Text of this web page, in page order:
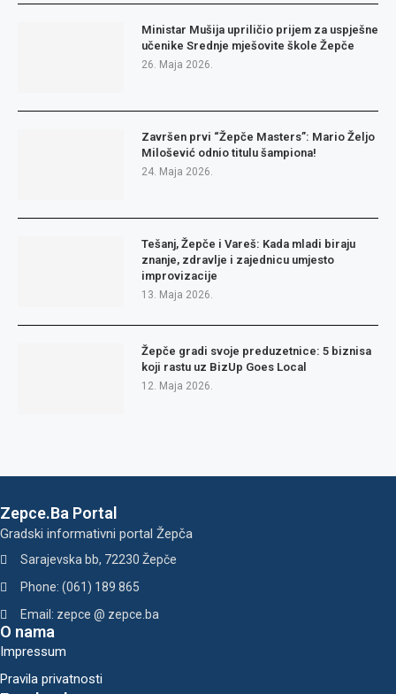
Ministar Mušija upriličio prijem za uspješne
učenike Srednje mješovite škole Žepče
26. Maja 2026.
Završen prvi “Žepče Masters”: Mario Željo
Milošević odnio titulu šampiona!
24. Maja 2026.
Tešanj, Žepče i Vareš: Kada mladi biraju
znanje, zdravlje i zajednicu umjesto
improvizacije
13. Maja 2026.
Žepče gradi svoje preduzetnice: 5 biznisa
koji rastu uz BizUp Goes Local
12. Maja 2026.
Zepce.Ba Portal
Gradski informativni portal Žepča
Sarajevska bb, 72230 Žepče
Phone: (061) 189 865
Email: zepce @ zepce.ba
O nama
Impressum
Pravila privatnosti